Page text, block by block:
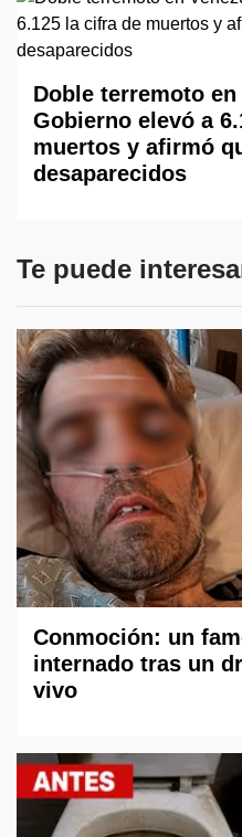
Doble terremoto en
Gobierno elevó a
muertos y afirmó
desaparecidos
Te puede
Conmoción: un
internado tras un
vivo